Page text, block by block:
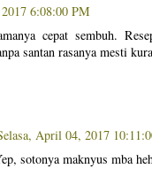
6:08:00 PM
cepat sembuh.
santan rasanya mesti
April 04, 2017
sotonya maknyus mba